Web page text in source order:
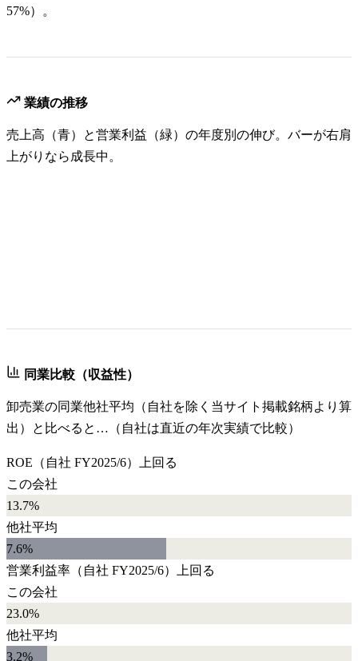
57%）。
業績の推移
売上高（青）と営業利益（緑）の年度別の伸び。バーが右肩
上がりなら成長中。
同業比較（収益性）
卸売業の同業他社平均（自社を除く当サイト掲載銘柄より算
出）と比べると…（自社は直近の年次実績で比較）
ROE （自社 FY2025/6）
上回る
この会社
13.7%
他社平均
7.6%
営業利益率 （自社 FY2025/6）
上回る
この会社
23.0%
他社平均
3.2%